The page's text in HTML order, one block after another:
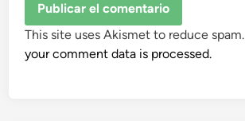
This site uses Akismet to reduce spam.
your comment data is processed.